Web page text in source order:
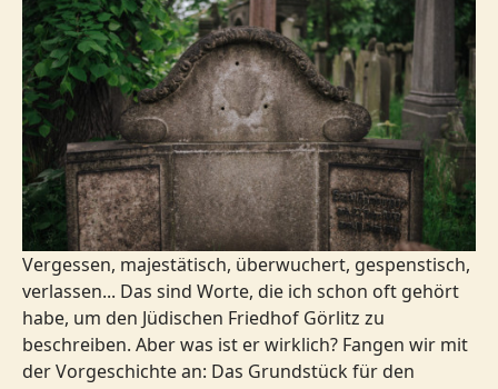
Vergessen, majestätisch, überwuchert, gespenstisch,
verlassen... Das sind Worte, die ich schon oft gehört
habe, um den Jüdischen Friedhof Görlitz zu
beschreiben. Aber was ist er wirklich? Fangen wir mit
der Vorgeschichte an: Das Grundstück für den